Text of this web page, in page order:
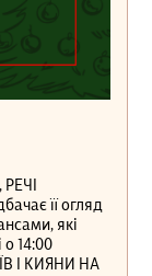
її огляд
які
о 14:00
І КИЯНИ НА